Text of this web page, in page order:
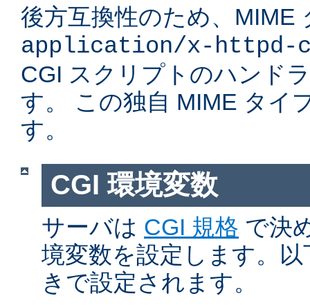
後方互換性のため、MIME
application/x-httpd-
CGI スクリプトのハンド
す。 この独自 MIME タイ
す。
CGI 環境変数
サーバは CGI 規格 で決
境変数を設定します。
きで設定されます。